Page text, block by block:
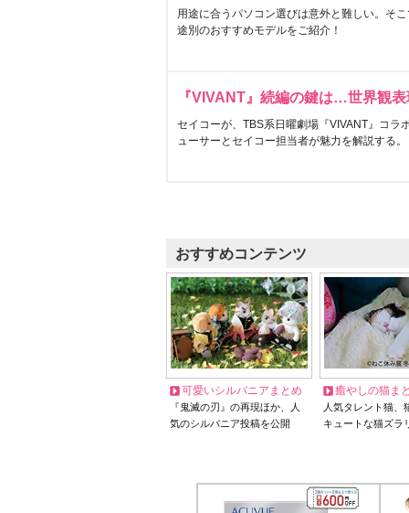
用途に合うパソコン選びは意外と難しい。そ
途別のおすすめモデルをご紹介！
『VIVANT』続編の鍵は…世界観
セイコーが、TBS系日曜劇場『VIVANT』コラ
ューサーとセイコー担当者が魅力を解説する。
おすすめコンテンツ
可愛いシルバニアまとめ
『鬼滅の刃』の再現ほか、人
気のシルバニア投稿を公開
癒やしの猫ま
人気タレント猫
キュートな猫ズラ